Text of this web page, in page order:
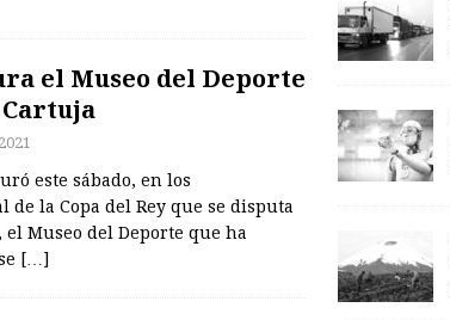
el Museo del Deporte
este sábado, en los
de la Copa del Rey que se disputa
el Museo del Deporte que ha
[…]